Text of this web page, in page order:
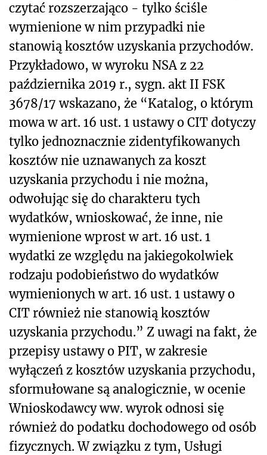
czytać rozszerzająco - tylko ściśle
wymienione w nim przypadki nie
stanowią kosztów uzyskania przychodów.
Przykładowo, w wyroku NSA z 22
października 2019 r., sygn. akt II FSK
3678/17 wskazano, że “Katalog, o którym
mowa w art. 16 ust. 1 ustawy o CIT dotyczy
tylko jednoznacznie zidentyfikowanych
kosztów nie uznawanych za koszt
uzyskania przychodu i nie można,
odwołując się do charakteru tych
wydatków, wnioskować, że inne, nie
wymienione wprost w art. 16 ust. 1
wydatki ze względu na jakiegokolwiek
rodzaju podobieństwo do wydatków
wymienionych w art. 16 ust. 1 ustawy o
CIT również nie stanowią kosztów
uzyskania przychodu.” Z uwagi na fakt, że
przepisy ustawy o PIT, w zakresie
wyłączeń z kosztów uzyskania przychodu,
sformułowane są analogicznie, w ocenie
Wnioskodawcy ww. wyrok odnosi się
również do podatku dochodowego od osób
fizycznych. W związku z tym, Usługi